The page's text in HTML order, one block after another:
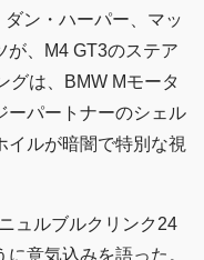
ン・ハーパー、マッ
が、M4 GT3のステア
グは、BMW Mモータ
ーパートナーのシェル
イルが暗闇で特別な視
ュルブルクリンク24
意気込みを語った。